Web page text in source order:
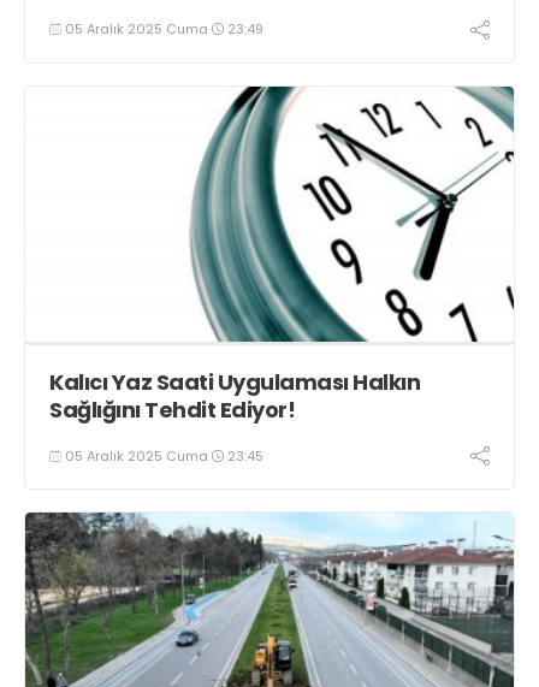
05 Aralık 2025 Cuma 23:49
Kalıcı Yaz Saati Uygulaması Halkın
Sağlığını Tehdit Ediyor!
05 Aralık 2025 Cuma 23:45